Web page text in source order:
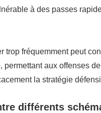
à des passes
trop fréquemment peut
permettant aux offenses
la stratégie
différents